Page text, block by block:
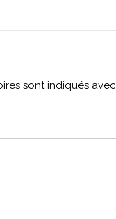
sont indiqués avec